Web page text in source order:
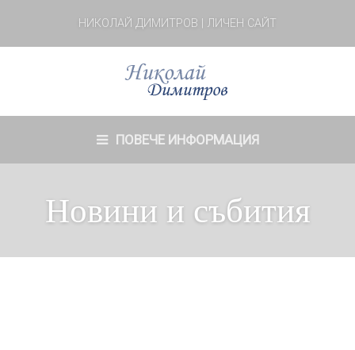
НИКОЛАЙ ДИМИТРОВ | ЛИЧЕН САЙТ
ПОВЕЧЕ ИНФОРМАЦИЯ
Новини и събития